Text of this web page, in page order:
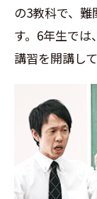
の3教科で、
す。6年生で
講習を開講して